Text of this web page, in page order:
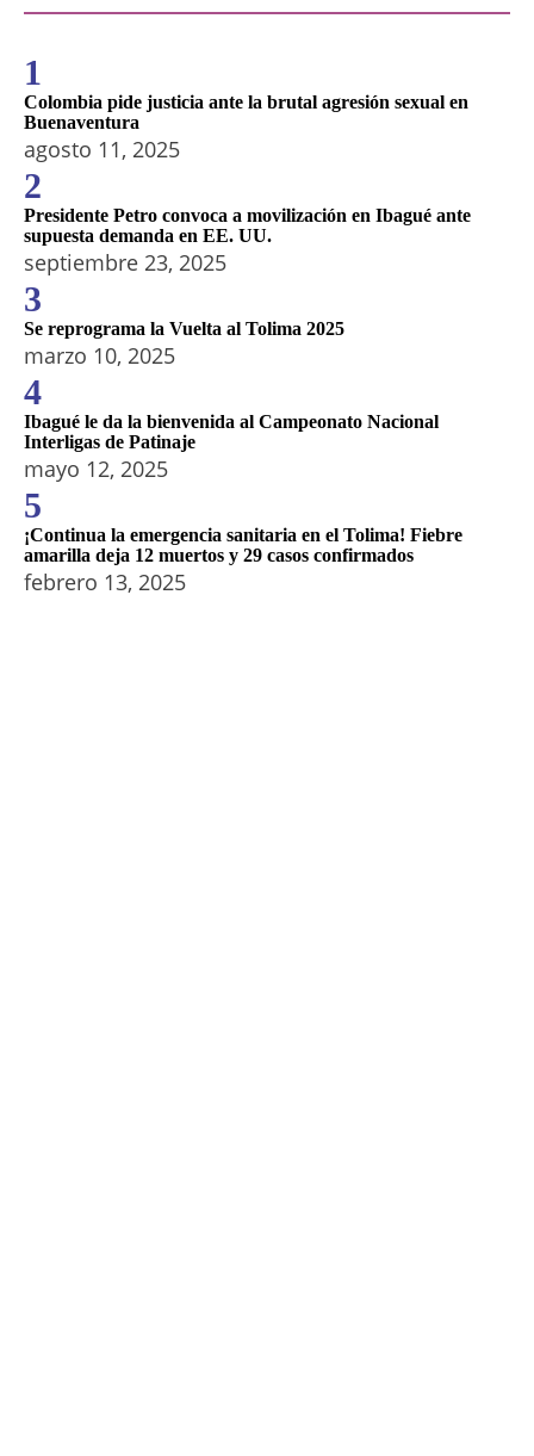
1
Colombia pide justicia ante la brutal agresión sexual en
Buenaventura
agosto 11, 2025
2
Presidente Petro convoca a movilización en Ibagué ante
supuesta demanda en EE. UU.
septiembre 23, 2025
3
Se reprograma la Vuelta al Tolima 2025
marzo 10, 2025
4
Ibagué le da la bienvenida al Campeonato Nacional
Interligas de Patinaje
mayo 12, 2025
5
¡Continua la emergencia sanitaria en el Tolima! Fiebre
amarilla deja 12 muertos y 29 casos confirmados
febrero 13, 2025